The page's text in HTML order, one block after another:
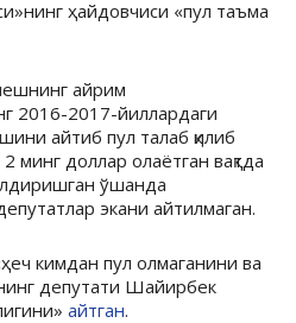
ҳайдовчиси «пул таъма
айрим
2016-2017-йиллардаги
айтиб пул талаб қилиб
минг доллар олаётган вақтда
ўшанда
экани айтилмаган.
кимдан пул олмаганини ва
депутати Шайирбек
айтган.